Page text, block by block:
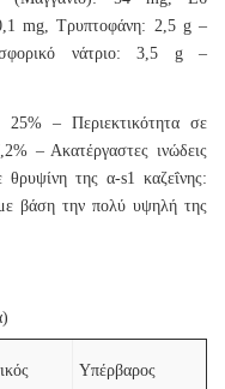
mg, Τρυπτοφάνη: 2,5 g –
νάτριο: 3,5 g –
25% – Περιεκτικότητα σε
– Ακατέργαστες ινώδεις
της α-s1 καζεΐνης:
βάση την πολύ υψηλή της
Υπέρβαρος